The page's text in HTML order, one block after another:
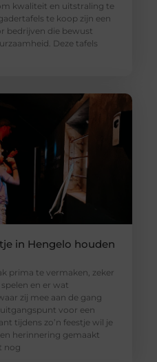
kwaliteit en uitstraling te
te koop zijn een
bedrijven die bewust
Deze tafels
in Hengelo houden
prima te vermaken, zeker
en er wat
zij mee aan de gang
voor een
tijdens zo’n feestje wil je
herinnering gemaakt
nog